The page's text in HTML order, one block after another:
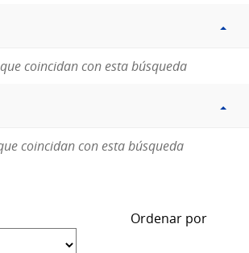
coincidan con esta búsqueda
coincidan con esta búsqueda
Ordenar por